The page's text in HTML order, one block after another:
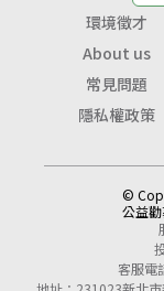
環境徵才
About us
常見問題
隱私權政策
©
公益勸
客服電